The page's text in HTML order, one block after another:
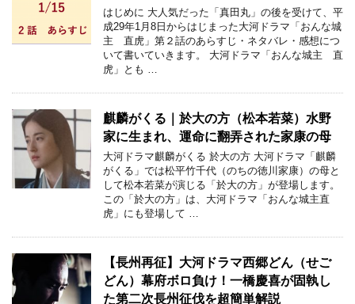
はじめに 大人気だった「真田丸」の後を受けて、平
成29年1月8日からはじまった大河ドラマ「おんな城
主 直虎」第２話のあらすじ・ネタバレ・感想につ
いて書いていきます。 大河ドラマ「おんな城主 直
虎」とも …
麒麟がくる｜於大の方（松本若菜）水野
家に生まれ、運命に翻弄された家康の母
大河ドラマ麒麟がくる 於大の方 大河ドラマ「麒麟
がくる」では松平竹千代（のちの徳川家康）の母と
して松本若菜が演じる「於大の方」が登場します。
この「於大の方」は、大河ドラマ「おんな城主直
虎」にも登場して …
【長州再征】大河ドラマ西郷どん（せご
どん）幕府ボロ負け！一橋慶喜が固執し
た第二次長州征伐を超簡単解説